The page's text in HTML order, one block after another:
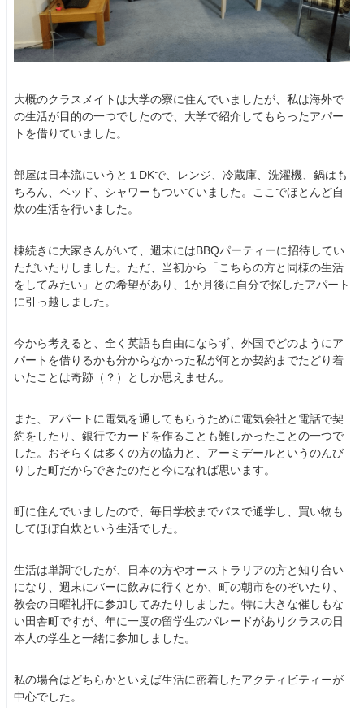
大概のクラスメイトは大学の寮に住んでいましたが、私は海外で
の生活が目的の一つでしたので、大学で紹介してもらったアパー
トを借りていました。
部屋は日本流にいうと１DKで、レンジ、冷蔵庫、洗濯機、鍋はも
ちろん、ベッド、シャワーもついていました。ここでほとんど自
炊の生活を行いました。
棟続きに大家さんがいて、週末にはBBQパーティーに招待してい
ただいたりしました。ただ、当初から「こちらの方と同様の生活
をしてみたい」との希望があり、1か月後に自分で探したアパート
に引っ越しました。
今から考えると、全く英語も自由にならず、外国でどのようにア
パートを借りるかも分からなかった私が何とか契約までたどり着
いたことは奇跡（？）としか思えません。
また、アパートに電気を通してもらうために電気会社と電話で契
約をしたり、銀行でカードを作ることも難しかったことの一つで
した。おそらくは多くの方の協力と、アーミデールというのんび
りした町だからできたのだと今になれば思います。
町に住んでいましたので、毎日学校までバスで通学し、買い物も
してほぼ自炊という生活でした。
生活は単調でしたが、日本の方やオーストラリアの方と知り合い
になり、週末にバーに飲みに行くとか、町の朝市をのぞいたり、
教会の日曜礼拝に参加してみたりしました。特に大きな催しもな
い田舎町ですが、年に一度の留学生のパレードがありクラスの日
本人の学生と一緒に参加しました。
私の場合はどちらかといえば生活に密着したアクティビティーが
中心でした。